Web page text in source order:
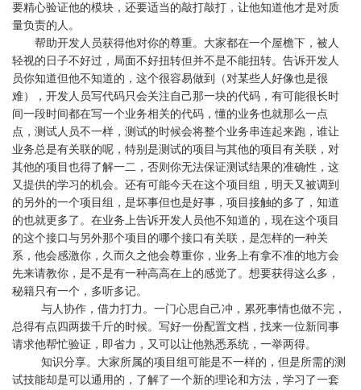
要精心验证他的模块，还要适当的敲打敲打，让他知道他才是对质
量负责的人。
帮助开发人员获得他对你的尊重。大家都在一个屋檐下，被人
轻视的日子不好过，局面不好扭转但并不是不能扭转。告诉开发人
员你知道但他不知道的，这个很容易做到（对某些人好像也是很
难），开发人员写代码只会关注自己那一块的代码，有可能很长时
间一段时间都在写一个业务相关的代码，懂的业务也就那么一点
点，测试人员不一样，测试的时候会将整个业务串连起来跑，谁让
业务总是有关联的呢，特别是测试的项目与其他的项目有关联，对
其他的项目也得了解一二，否则你无法保证测试结果的准确性，这
又提供的学习的机会。还有可能今天在这个项目组，明天又被调到
的另外的一个项目组，是坏事但也是好事，项目接触的多了，知道
的也就更多了。在业务上告诉开发人员他不知道的，现在这个项目
的这个接口与另外那个项目的哪个接口有关联，是怎样的一种关
系，他会感激你，久而久之他会尊重你，业务上有拿不准的地方会
先来请教你，是不是有一种高高在上的感觉了。想要获得这么多，
秘籍只有一个，多听多记。
与人协作，借力打力。一门心思自己冲，累死事情也做不完，
总得有点四两拨千斤的时候。写好一份配置文档，找来一位新同事
请求他帮忙验证，即省力，又可以让他熟悉系统，一举两得。
知识分享。大家所属的项目组可能是不一样的，但是所需的测
试技能却是可以通用的，了解了一个新的理论和方法，学习了一套